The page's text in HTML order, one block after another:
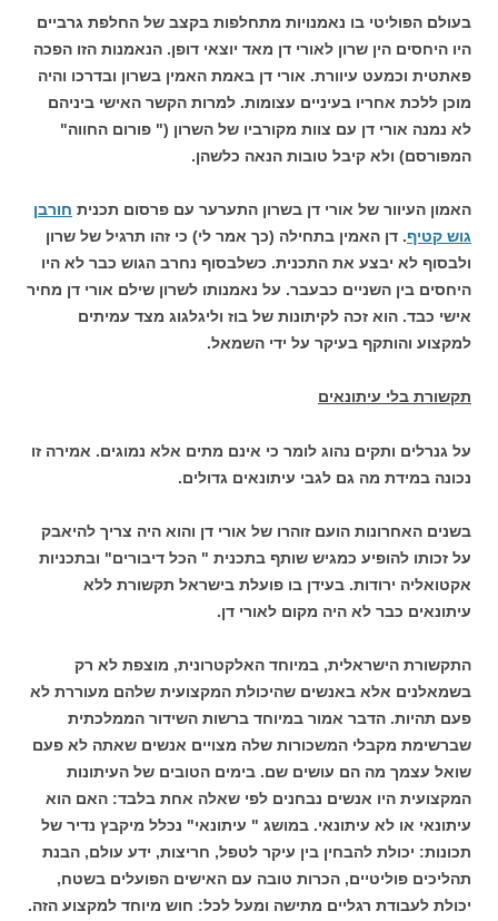
בעולם הפוליטי בו נאמנויות מתחלפות בקצב של החלפת גרביים
היו היחסים הין שרון לאורי דן מאד יוצאי דופן. הנאמנות הזו הפכה
פאתטית וכמעט עיוורת. אורי דן באמת האמין בשרון ובדרכו והיה
מוכן ללכת אחריו בעיניים עצומות. למרות הקשר האישי ביניהם
לא נמנה אורי דן עם צוות מקורביו של השרון (" פורום החווה"
המפורסם) ולא קיבל טובות הנאה כלשהן.
האמון העיוור של אורי דן בשרון התערער עם פרסום תכנית חורבן
גוש קטיף. דן האמין בתחילה (כך אמר לי) כי זהו תרגיל של שרון
ולבסוף לא יבצע את התכנית. כשלבסוף נחרב הגוש כבר לא היו
היחסים בין השניים כבעבר. על נאמנותו לשרון שילם אורי דן מחיר
אישי כבד. הוא זכה לקיתונות של בוז וליגלגוג מצד עמיתים
למקצוע והותקף בעיקר על ידי השמאל.
תקשורת בלי עיתונאים
על גנרלים ותקים נהוג לומר כי אינם מתים אלא נמוגים. אמירה זו
נכונה במידת מה גם לגבי עיתונאים גדולים.
בשנים האחרונות הועם זוהרו של אורי דן והוא היה צריך להיאבק
על זכותו להופיע כמגיש שותף בתכנית " הכל דיבורים" ובתכניות
אקטואליה ירודות. בעידן בו פועלת בישראל תקשורת ללא
עיתונאים כבר לא היה מקום לאורי דן.
התקשורת הישראלית, במיוחד האלקטרונית, מוצפת לא רק
בשמאלנים אלא באנשים שהיכולת המקצועית שלהם מעוררת לא
פעם תהיות. הדבר אמור במיוחד ברשות השידור הממלכתית
שברשימת מקבלי המשכורות שלה מצויים אנשים שאתה לא פעם
שואל עצמך מה הם עושים שם. בימים הטובים של העיתונות
המקצועית היו אנשים נבחנים לפי שאלה אחת בלבד: האם הוא
עיתונאי או לא עיתונאי. במושג " עיתונאי" נכלל מיקבץ נדיר של
תכונות: יכולת להבחין בין עיקר לטפל, חריצות, ידע עולם, הבנת
תהליכים פוליטיים, הכרות טובה עם האישים הפועלים בשטח,
יכולת לעבודת רגליים מתישה ומעל לכל: חוש מיוחד למקצוע הזה.